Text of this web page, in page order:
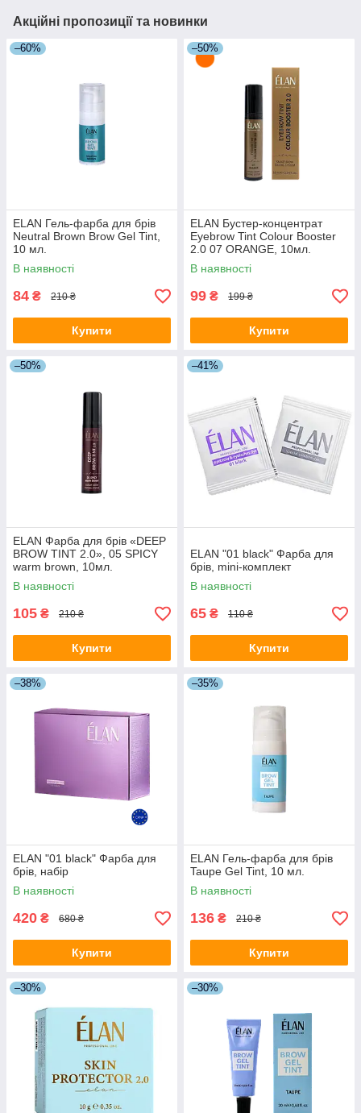
Акційні пропозиції та новинки
–60%
ELAN Гель-фарба для брів
Neutral Brown Brow Gel Tint,
10 мл.
В наявності
84 ₴ 210 ₴
Купити
–50%
ELAN Бустер-концентрат
Eyebrow Tint Colour Booster
2.0 07 ORANGE, 10мл.
В наявності
99 ₴ 199 ₴
Купити
–50%
ELAN Фарба для брів «DEEP
BROW TINT 2.0», 05 SPICY
warm brown, 10мл.
В наявності
105 ₴ 210 ₴
Купити
–41%
ELAN "01 black" Фарба для
брів, mini-комплект
В наявності
65 ₴ 110 ₴
Купити
–38%
ELAN "01 black" Фарба для
брів, набір
В наявності
420 ₴ 680 ₴
Купити
–35%
ELAN Гель-фарба для брів
Taupe Gel Tint, 10 мл.
В наявності
136 ₴ 210 ₴
Купити
–30% –30%